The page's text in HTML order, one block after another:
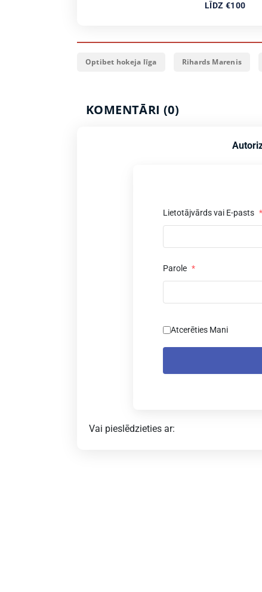
LĪDZ €100
Optibet hokeja līga Rihards Marenis
KOMENTĀRI (0)
Lietotājvārds vai E-pasts *
Parole *
Atcerēties Mani
Vai pieslēdzieties ar: